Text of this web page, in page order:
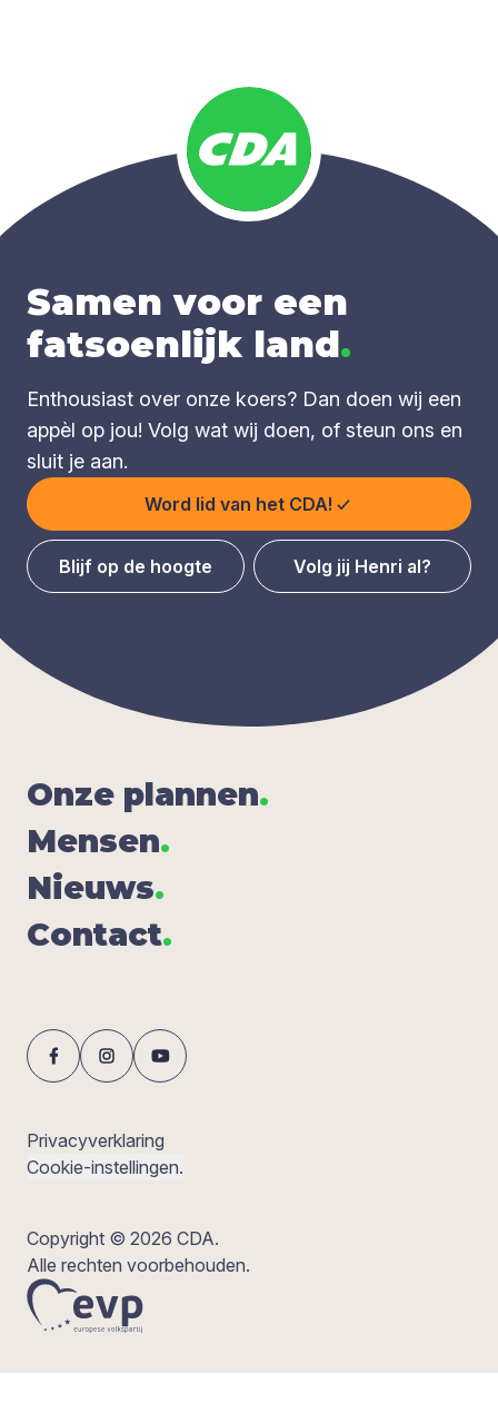
Samen voor een
fatsoenlijk land.
Enthousiast over onze koers? Dan doen wij een
appèl op jou! Volg wat wij doen, of steun ons en
sluit je aan.
Word lid van het CDA!
Blijf op de hoogte Volg jij Henri al?
Onze plan­nen.
Men­sen.
Nieuws.
Con­tact.
Privacyverklaring
Cookie-instellingen.
Copyright © 2026 CDA.
Alle rechten voorbehouden.